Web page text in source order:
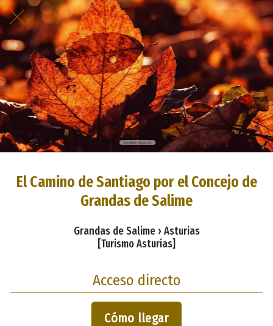
El Camino de Santiago por el Concejo de
Grandas de Salime
Grandas de Salime › Asturias
[Turismo Asturias]
Acceso directo
Cómo llegar